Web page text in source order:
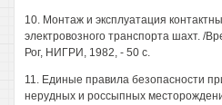
10. Монтаж и эксплуатация
электровозного транспорта шахт. /
Рог, НИГРИ, 1982, - 50 с.
11. Единые правила безопасности
нерудных и россыпных